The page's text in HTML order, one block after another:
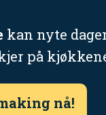
kan nyte
på
nå!